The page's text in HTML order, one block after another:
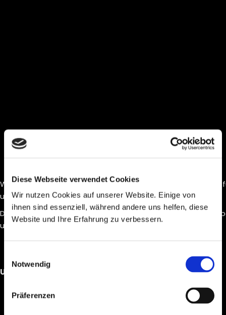
Diese Webseite verwendet Cookies
Wir nutzen Cookies auf unserer Website. Einige von
ihnen sind essenziell, während andere uns helfen, diese
Website und Ihre Erfahrung zu verbessern.
Notwendig
Präferenzen
Wenn es um die souveräne Abwicklung von Projekten geht,
und Objektbau.
Die Enslin Türen + Möbel GmbH ist ein moderner
und Balingen im Zollernalbkreis in Baden-Württemberg.
UNSERE UNTERNEHMENS PARTNERSCHAFTEN